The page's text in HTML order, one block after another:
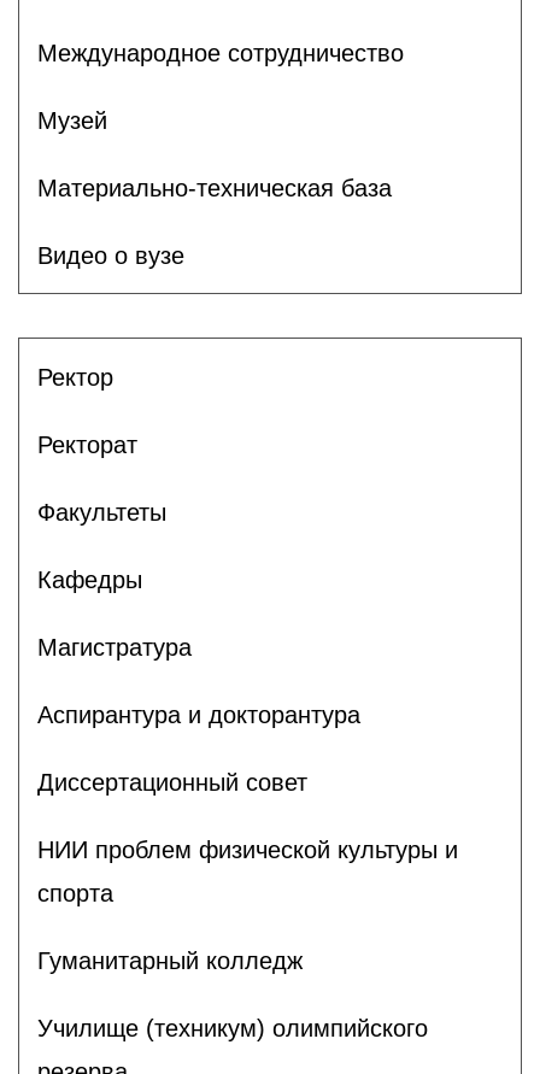
Международное сотрудничество
Музей
Материально-техническая база
Видео о вузе
Ректор
Ректорат
Факультеты
Кафедры
Магистратура
Аспирантура и докторантура
Диссертационный совет
НИИ проблем физической культуры и
спорта
Гуманитарный колледж
Училище (техникум) олимпийского